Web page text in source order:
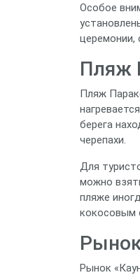
Особое
церемонии,
Пляж
Пляж
берега
черепахи.
Для
можно
пляже
кокосовым
Рынок